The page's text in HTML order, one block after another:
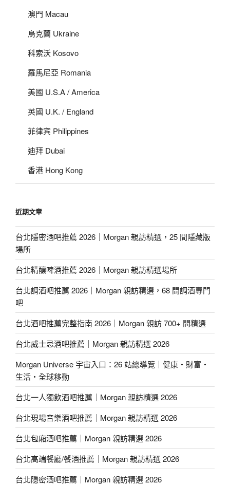
澳門 Macau
烏克蘭 Ukraine
科索沃 Kosovo
羅馬尼亞 Romania
美國 U.S.A / America
英國 U.K. / England
菲律宾 Philippines
迪拜 Dubai
香港 Hong Kong
近期文章
台北隱密酒吧推薦 2026｜Morgan 親訪精選，25 間隱藏版
場所
台北精釀啤酒推薦 2026｜Morgan 親訪精選場所
台北調酒吧推薦 2026｜Morgan 親訪精選，68 間調酒專門
吧
台北酒吧推薦完整指南 2026｜Morgan 親訪 700+ 間精選
台北威士忌酒吧推薦｜Morgan 親訪精選 2026
Morgan Universe 宇宙入口：26 站總導覽｜健康・財富・
生活・全球移動
台北一人獨飲酒吧推薦｜Morgan 親訪精選 2026
台北現場音樂酒吧推薦｜Morgan 親訪精選 2026
台北包廂酒吧推薦｜Morgan 親訪精選 2026
台北高端餐廳/餐酒推薦｜Morgan 親訪精選 2026
台北隱密酒吧推薦｜Morgan 親訪精選 2026